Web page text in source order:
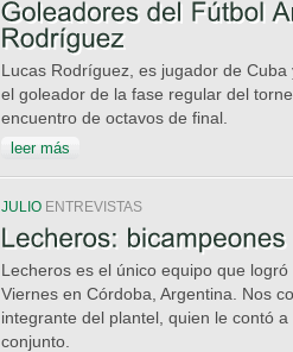
Lucas Rodríguez, es jugador de
el goleador de la fase regular del
encuentro de octavos de final.
leer más
JULIO ENTREVISTAS
Lecheros es el único equipo que
Viernes en Córdoba, Argentina. Nos
integrante del plantel, quien le contó
conjunto.